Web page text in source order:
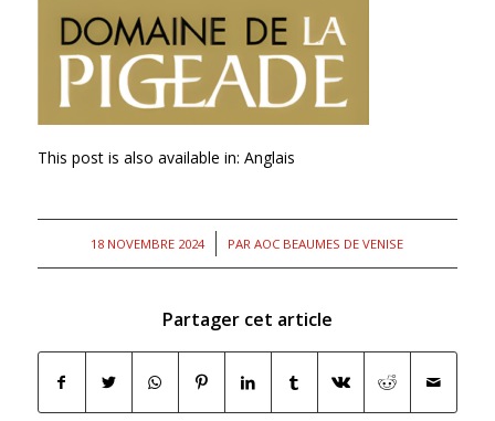
This post is also available in: Anglais
18 NOVEMBRE 2024
/ PARAOC BEAUMES DE VENISE
Partager cet article